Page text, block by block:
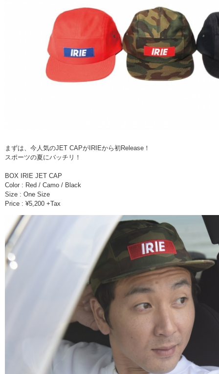
まずは、今人気のJET CAPがIRIEから初Release！
スポーツの夏にバッチリ！
BOX IRIE JET CAP
Color : Red / Camo / Black
Size : One Size
Price : ¥5,200 +Tax